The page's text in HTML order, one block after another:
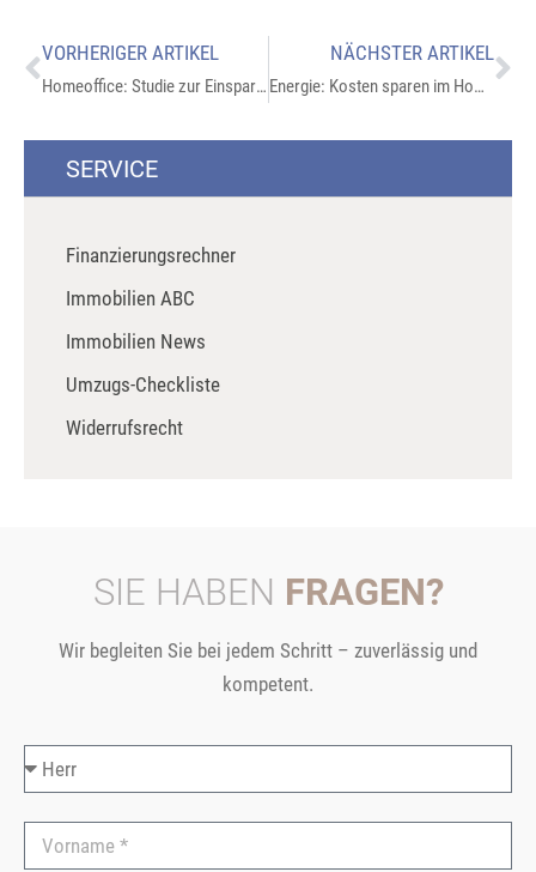
VORHERIGER ARTIKEL
Homeoffice: Studie zur Einsparung von Treibhausgasen
NÄCHSTER ARTIKEL
Energie: Kosten sparen im Homeoffice
SERVICE
Finanzierungsrechner
Immobilien ABC
Immobilien News
Umzugs-Checkliste
Widerrufsrecht
SIE HABEN FRAGEN?
Wir begleiten Sie bei jedem Schritt – zuverlässig und
kompetent.